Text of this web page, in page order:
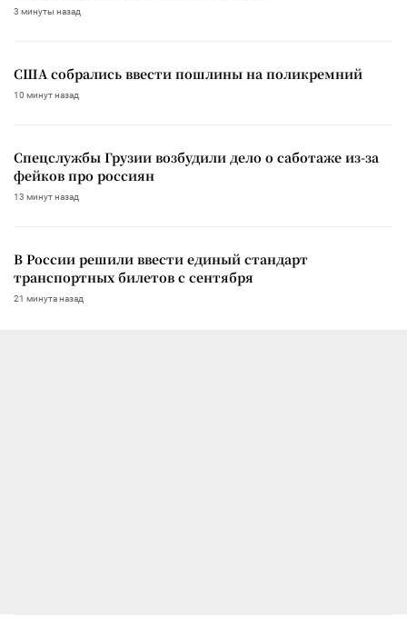
3 минуты назад
США собрались ввести пошлины на поликремний
10 минут назад
Спецслужбы Грузии возбудили дело о саботаже из-за
фейков про россиян
13 минут назад
В России решили ввести единый стандарт
транспортных билетов с сентября
21 минута назад